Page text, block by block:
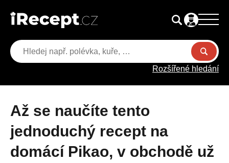
Rozšířené hledání
Až se naučíte tento
jednoduchý recept na
domácí Pikao, v obchodě už